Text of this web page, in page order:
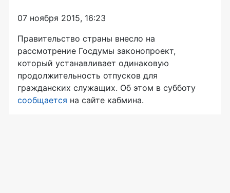
07 ноября 2015, 16:23
Правительство страны внесло на
рассмотрение Госдумы законопроект,
который устанавливает одинаковую
продолжительность отпусков для
гражданских служащих. Об этом в субботу
сообщается на сайте кабмина.